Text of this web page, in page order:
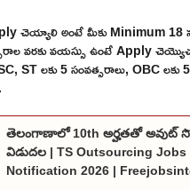
చెయ్యాలి అంటే మీకు Minimum 18
వరకు వయస్సు ఉంటే Apply
ST లకు 5 సంవత్సరాలు, OBC లకు
తెలంగాణాలో 10th అర్హతతో అవుట్
విడుదల | TS Outsourcing Jobs
Notification 2026 |